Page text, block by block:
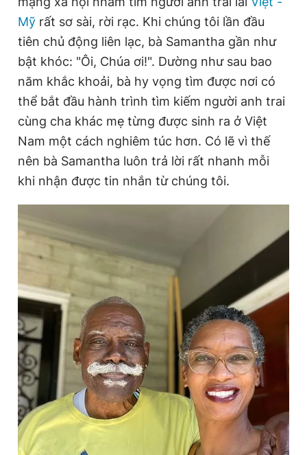
Phó tổng biên tập thường trực: Hải Thành
Phó tổng biên tập: Lâm Hiếu Dũng
Phó tổng biên tập: Trần Việt Hưng
Tổng thư ký tòa soạn: Đức Trung
Giấy phép xuất bản số 110/GP - BTTTT cấp ngày 24.3.2020
© 2003-2026 Bản quyền thuộc về Báo Thanh Niên. Cấm sao
chép dưới mọi hình thức nếu không có sự chấp thuận bằng văn
bản. Phát triển bởi ePi Technologies, JSC.
Mỹ rất sơ sài, rời rạc. Khi chúng tôi lần đầu
tiên chủ động liên lạc, bà Samantha gần như
bật khóc: "Ôi, Chúa ơi!". Dường như sau bao
năm khắc khoải, bà hy vọng tìm được nơi có
thể bắt đầu hành trình tìm kiếm người anh trai
cùng cha khác mẹ từng được sinh ra ở Việt
Nam một cách nghiêm túc hơn. Có lẽ vì thế
nên bà Samantha luôn trả lời rất nhanh mỗi
khi nhận được tin nhắn từ chúng tôi.